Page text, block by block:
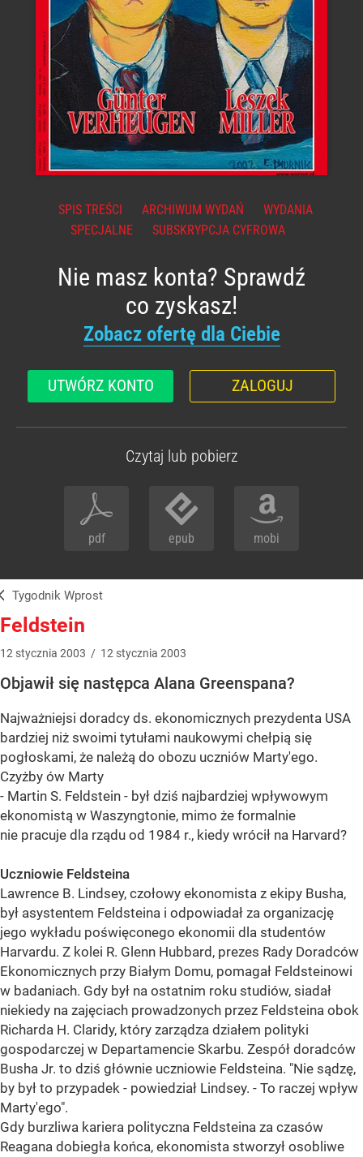
SPIS TREŚCI ARCHIWUM WYDAŃ
WYDANIA
SPECJALNE
SUBSKRYPCJA CYFROWA
Nie masz konta? Sprawdź
co zyskasz!
Zobacz ofertę dla Ciebie
UTWÓRZ KONTO ZALOGUJ
Czytaj lub pobierz
pdf epub mobi
Tygodnik Wprost
Feldstein
12 stycznia 2003 / 12 stycznia 2003
Objawił się następca Alana Greenspana?
Najważniejsi doradcy ds. ekonomicznych prezydenta USA
bardziej niż swoimi tytułami naukowymi chełpią się
pogłoskami, że należą do obozu uczniów Marty'ego.
Czyżby ów Marty
- Martin S. Feldstein - był dziś najbardziej wpływowym
ekonomistą w Waszyngtonie, mimo że formalnie
nie pracuje dla rządu od 1984 r., kiedy wrócił na Harvard?
Uczniowie Feldsteina
Lawrence B. Lindsey, czołowy ekonomista z ekipy Busha,
był asystentem Feldsteina i odpowiadał za organizację
jego wykładu poświęconego ekonomii dla studentów
Harvardu. Z kolei R. Glenn Hubbard, prezes Rady Doradców
Ekonomicznych przy Białym Domu, pomagał Feldsteinowi
w badaniach. Gdy był na ostatnim roku studiów, siadał
niekiedy na zajęciach prowadzonych przez Feldsteina obok
Richarda H. Claridy, który zarządza działem polityki
gospodarczej w Departamencie Skarbu. Zespół doradców
Busha Jr. to dziś głównie uczniowie Feldsteina. "Nie sądzę,
by był to przypadek - powiedział Lindsey. - To raczej wpływ
Marty'ego".
Gdy burzliwa kariera polityczna Feldsteina za czasów
Reagana dobiegła końca, ekonomista stworzył osobliwe